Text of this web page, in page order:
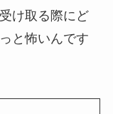
け取る際にど
と怖いんです